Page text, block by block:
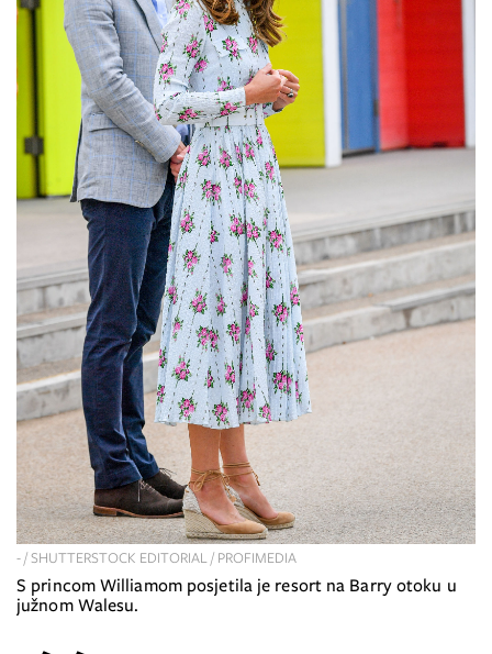
- / SHUTTERSTOCK EDITORIAL / PROFIMEDIA
S princom Williamom posjetila je resort na Barry otoku u
južnom Walesu.